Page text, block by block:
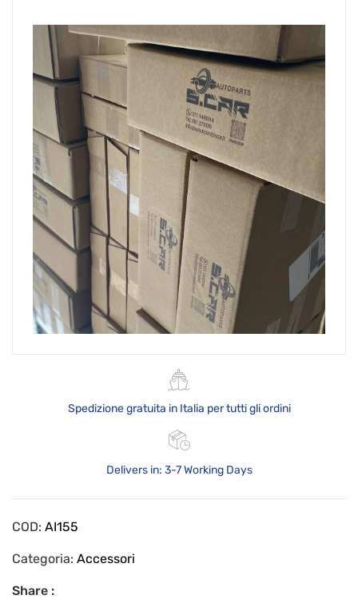
Spedizione gratuita in Italia per tutti gli ordini
Delivers in: 3-7 Working Days
COD: AI155
Categoria: Accessori
Share :